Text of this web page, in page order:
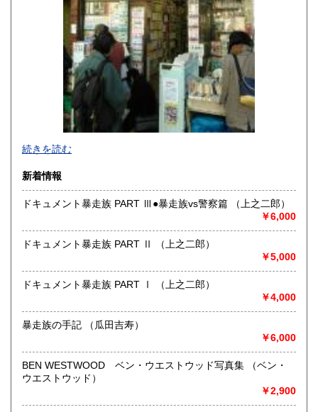
-
沿線名：東京メトロ半蔵門線 都営三田線 都営新宿線
最寄駅：神保町駅徒歩1分
営業時間：平日10:30-19:00 日・祝日11:00-18:30
定休日：年末年始(30日～3日)※28日以降の通販は翌年以降対
書籍の買取について
-
趣味、サブカルチャー、古書一般（その他）
ロック、アイドル、サブカルチャー、古書一般等
続きを読む
新着情報
ドキュメント暴走族 PART Ⅲ●暴走族vs警察篇 （上之二郎）
￥6,000
ドキュメント暴走族 PART Ⅱ （上之二郎）
￥5,000
ドキュメント暴走族 PART Ⅰ （上之二郎）
￥4,000
暴走族の手記 （瓜田吉寿）
￥6,000
BEN WESTWOOD ベン・ウエストウッド写真集 （ベン・
ウエストウッド）
￥2,900